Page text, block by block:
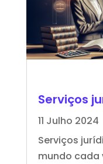
Serviços
11 Julho 2024
Serviços
mundo cada